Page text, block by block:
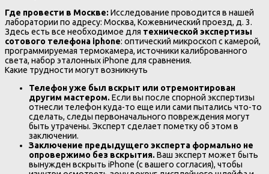
Где провести в Москве:Исследование проводится в нашей
лаборатории по адресу: Москва, Кожевнический проезд, д. 3.
Здесь есть все необходимое для технической экспертизы
сотового телефона iphone: оптический микроскоп с камерой,
программируемая термокамера, источники калиброванного
света, набор эталонных iPhone для сравнения.
Какие трудности могут возникнуть
Телефон уже был вскрыт или отремонтирован
другим мастером.Если вы после спорной экспертизы
отнесли телефон куда-то еще или сами пытались что-то
сделать, следы первоначального повреждения могут
быть утрачены. Эксперт сделает пометку об этом в
заключении.
Заключение предыдущего эксперта формально не
опровержимо без вскрытия.Ваш эксперт может быть
вынужден вскрыть iPhone (с вашего согласия), чтобы